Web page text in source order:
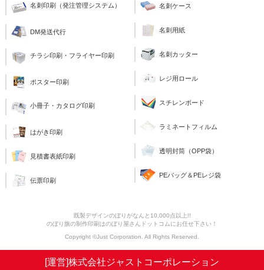
名刺印刷（発注管理システム）
DM発送代行
チラシ印刷・フライヤー印刷
ポスター印刷
小冊子・カタログ印刷
はがき印刷
見積書表紙印刷
伝票印刷
名刺ケース
名刺用紙
名刺カッター
レジ用ロール
スチレンボード
ラミネートフィルム
透明封筒（OPP袋）
PEバッグ＆PEレジ袋
既製デザインのぼりがなんと10,000点以上!!
のぼり旗の制作印刷はのぼり屋さんドットコムにお任せ下さい！
Copyright ©Just Corporation. All Rights Reserved.
[運営]株式会社ジャストコーポレーション